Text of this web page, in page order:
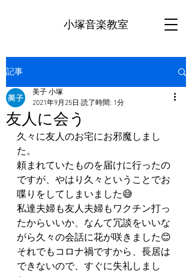
小塚音楽教室
記事
友人に会う
美子 小塚
2021年9月25日 読了時間: 1分
久々に友人のお宅にお邪魔しまし
た。
頼まれていたものを届けに行ったの
ですが、やはり久々ということでお
喋りをしてしまいました😅
私達夫婦も友人夫婦もワクチン打っ
たからいいか、なんて冗談をいいな
がら久々の会話に花が咲きました😊
それでもコロナ禍ですから、長居は
できないので、すぐに失礼しまし